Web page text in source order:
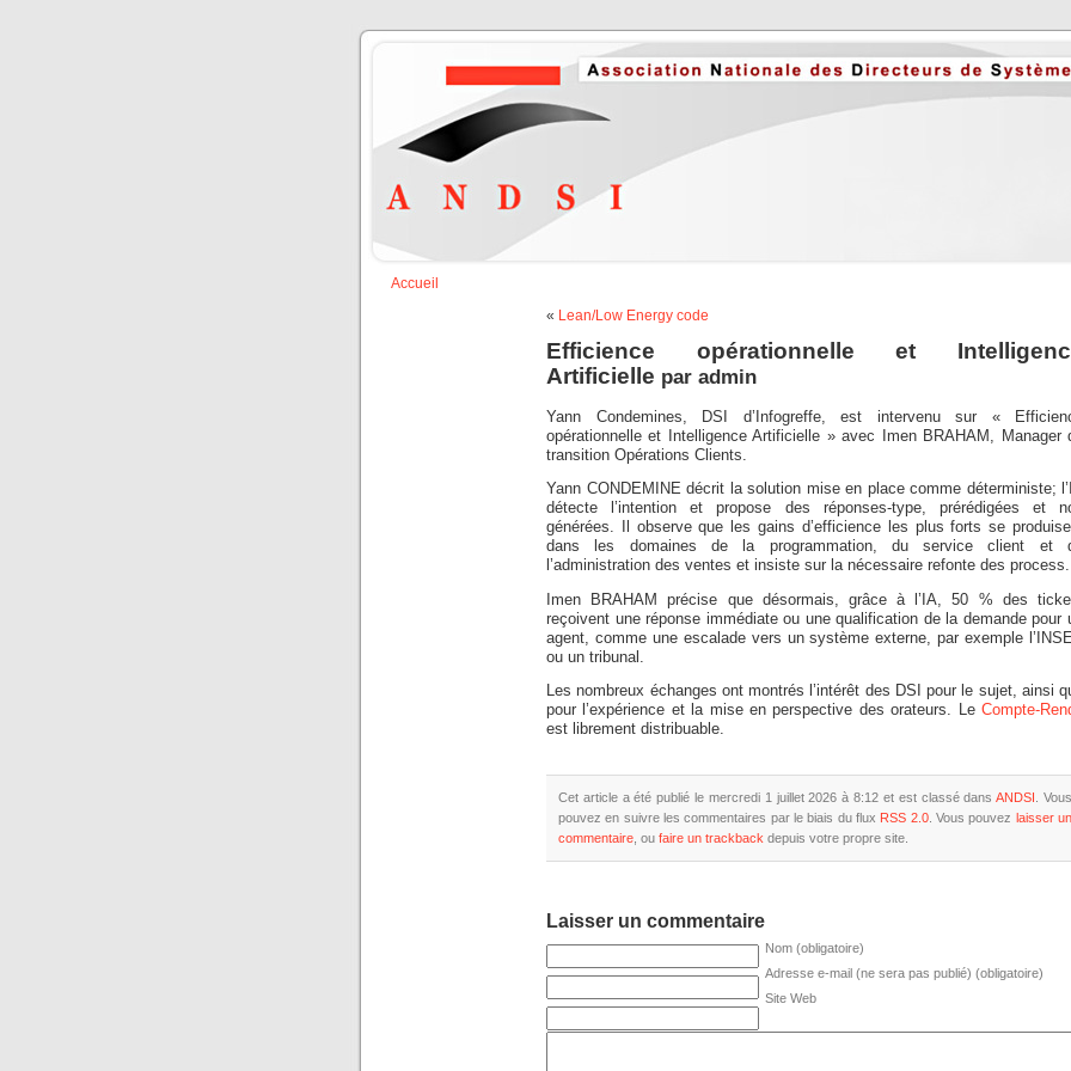
Accueil
« Lean/Low Energy code
Efficience opérationnelle et
Artificielle par admin
Yann Condemines, DSI d’Infogreffe, est intervenu sur «
opérationnelle et Intelligence Artificielle » avec Imen BRAHAM, Manager
transition Opérations Clients.
Yann CONDEMINE décrit la solution mise en place comme déterministe;
détecte l’intention et propose des réponses-type, prérédigées et
générées. Il observe que les gains d’efficience les plus forts se
dans les domaines de la programmation, du service client et
l’administration des ventes et insiste sur la nécessaire refonte des process.
Imen BRAHAM précise que désormais, grâce à l’IA, 50 % des
reçoivent une réponse immédiate ou une qualification de la demande pour
agent, comme une escalade vers un système externe, par exemple
ou un tribunal.
Les nombreux échanges ont montrés l’intérêt des DSI pour le sujet, ainsi
pour l’expérience et la mise en perspective des orateurs. Le Compte-
est librement distribuable.
Cet article a été publié le mercredi 1 juillet 2026 à 8:12 et est classé dansANDSI
. Vous
pouvez en suivre les commentaires par le biais du flux RSS 2.0. Vous pouvez laisser un
commentaire , ou faire un trackback depuis votre propre site.
Laisser un commentaire
Nom (obligatoire)
Adresse e-mail (ne sera pas publié) (obligatoire)
Site Web